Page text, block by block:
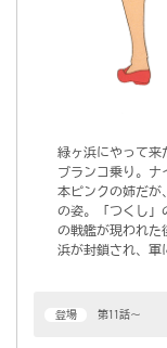
緑ヶ浜にやって来
ブランコ乗り。ナ
本ピンクの姉だが
の姿。「つくし」
の戦艦が現われた
浜が封鎖され、軍
登場 第11話～